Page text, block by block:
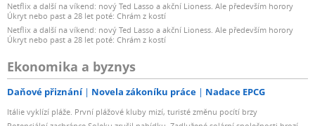
Netflix a další na víkend: nový Ted Lasso a akční Lioness. Ale především horory
Úkryt nebo past a 28 let poté: Chrám z kostí
Netflix a další na víkend: nový Ted Lasso a akční Lioness. Ale především horory
Úkryt nebo past a 28 let poté: Chrám z kostí
Ekonomika a byznys
Daňové přiznání Novela zákoníku práce Nadace EPCG
Itálie vyklízí pláže. První plážové kluby mizí, turisté změnu pocítí brzy